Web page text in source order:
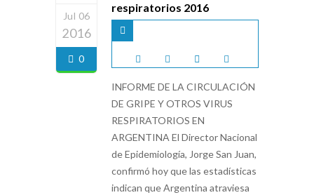
Jul 06
2016
0
respiratorios 2016
INFORME DE LA CIRCULACIÓN
DE GRIPE Y OTROS VIRUS
RESPIRATORIOS EN
ARGENTINA El Director Nacional
de Epidemiología, Jorge San Juan,
confirmó hoy que las estadísticas
indican que Argentina atraviesa